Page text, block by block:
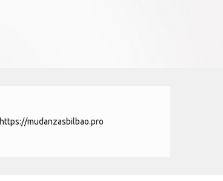
https://mudanzasbilbao.pro